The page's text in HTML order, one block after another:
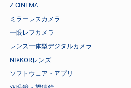
Z CINEMA
ミラーレスカメラ
一眼レフカメラ
レンズ一体型デジタルカメラ
NIKKORレンズ
ソフトウェア・アプリ